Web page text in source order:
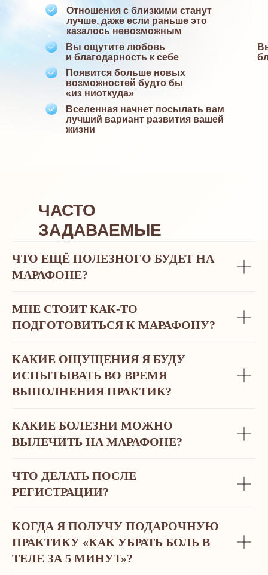
Отношения с близкими станут
лучше, даже если раньше это
казалось невозможным
Вы ощутите любовь
и благодарность к себе
Появится больше новых
возможностей будто бы
«из ниоткуда»
Вселенная начнет посылать вам
лучший вариант развития вашей
жизни
ЧАСТО
ЗАДАВАЕМЫЕ
ВОПРОСЫ
ЧТО ЕЩЁ ПОЛЕЗНОГО БУДЕТ НА
МАРАФОНЕ?
МНЕ СТОИТ КАК-ТО
ПОДГОТОВИТЬСЯ К МАРАФОНУ?
КАКИЕ ОЩУЩЕНИЯ Я БУДУ
ИСПЫТЫВАТЬ ВО ВРЕМЯ
ВЫПОЛНЕНИЯ ПРАКТИК?
КАКИЕ БОЛЕЗНИ МОЖНО
ВЫЛЕЧИТЬ НА МАРАФОНЕ?
ЧТО ДЕЛАТЬ ПОСЛЕ
РЕГИСТРАЦИИ?
КОГДА Я ПОЛУЧУ ПОДАРОЧНУЮ
ПРАКТИКУ «КАК УБРАТЬ БОЛЬ В
ТЕЛЕ ЗА 5 МИНУТ»?